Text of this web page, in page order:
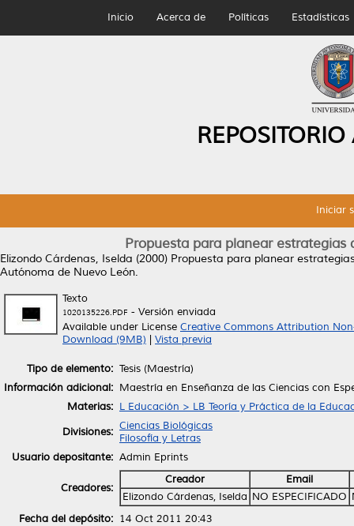
Inicio Acerca de Políticas Estadísticas
Iniciar
Propuesta para planear
Elizondo Cárdenas, Iselda (2000) Propuesta para planear
Autónoma de Nuevo León.
Texto
1020135226.PDF - Versión enviada
Available under License Creative Commons Attribution
Download (9MB)
Vista previa
Tipo de elemento: Tesis (Maestría)
Información adicional: Maestría en Enseñanza de las Ciencias con
Materias: L Educación > LB Teoría y Práctica de la
Divisiones: Ciencias Biológicas
Filosofía y Letras
Usuario depositante: Admin Eprints
Creadores:
Creador
Email
Elizondo Cárdenas, Iselda NO ESPECIFICADO
Fecha del depósito: 14 Oct 2011 20:43